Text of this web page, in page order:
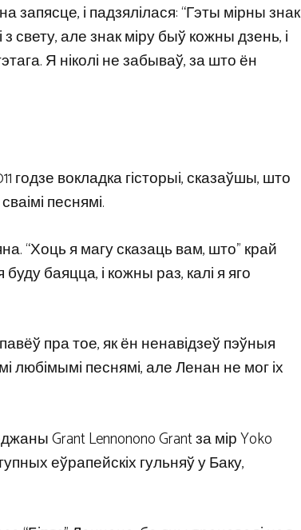
запясце, і падзялілася: “Гэты мірны знак
свету, але знак міру быў кожны дзень, і
Я ніколі не забываў, за што ён
годзе вокладка гісторыі, сказаўшы, што
песнямі.
“Хоць я магу сказаць вам, што” край
баяцца, і кожны раз, калі я яго
пра тое, як ён ненавідзеў пэўныя
любімымі песнямі, але Ленан не мог іх
Grant Lennonono Grant за мір Yoko
еўрапейскіх гульняў у Баку,